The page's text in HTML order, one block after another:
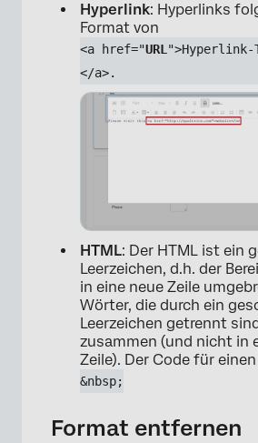
Hyperlink: Hyperlinks
Format von
<a href="URL
</a>.
HTML: Der HTML ist ein
Leerzeichen, d.h. der
in eine neue Zeile
Wörter, die durch ein
Leerzeichen getrennt
zusammen (und nicht in
Zeile). Der Code für
&nbsp;
Format entfernen